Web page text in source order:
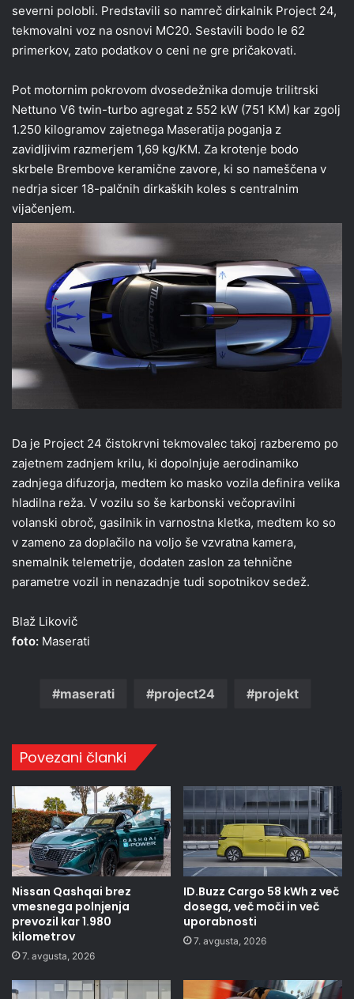
severni polobli. Predstavili so namreč dirkalnik Project 24,
tekmovalni voz na osnovi MC20. Sestavili bodo le 62
primerkov, zato podatkov o ceni ne gre pričakovati.
Pot motornim pokrovom dvosedežnika domuje trilitrski
Nettuno V6 twin-turbo agregat z 552 kW (751 KM) kar zgolj
1.250 kilogramov zajetnega Maseratija poganja z
zavidljivim razmerjem 1,69 kg/KM. Za krotenje bodo
skrbele Brembove keramične zavore, ki so nameščena v
nedrja sicer 18-palčnih dirkaških koles s centralnim
vijačenjem.
Da je Project 24 čistokrvni tekmovalec takoj razberemo po
zajetnem zadnjem krilu, ki dopolnjuje aerodinamiko
zadnjega difuzorja, medtem ko masko vozila definira velika
hladilna reža. V vozilu so še karbonski večopravilni
volanski obroč, gasilnik in varnostna kletka, medtem ko so
v zameno za doplačilo na voljo še vzvratna kamera,
snemalnik telemetrije, dodaten zaslon za tehnične
parametre vozil in nenazadnje tudi sopotnikov sedež.
Blaž Likovič
foto: Maserati
maserati project24 projekt
Povezani članki
Nissan Qashqai brez
vmesnega polnjenja
prevozil kar 1.980
kilometrov
7. avgusta, 2026
ID.Buzz Cargo 58 kWh z več
dosega, več moči in več
uporabnosti
7. avgusta, 2026